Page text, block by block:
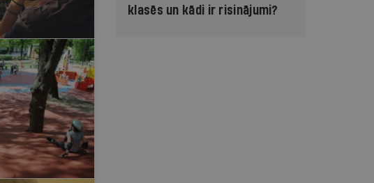
klasēs un kādi ir risinājumi?